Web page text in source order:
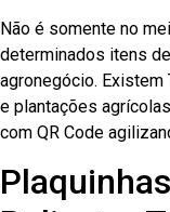
Não é somente no
determinados itens
agronegócio. Existem
e plantações
com QR Code